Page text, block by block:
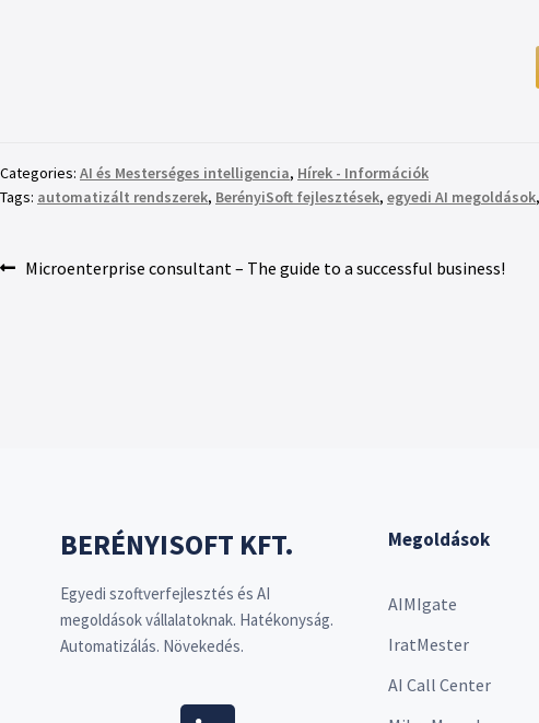
Categories: AI és Mesterséges intelligencia, Hírek - Információk
Tags: automatizált rendszerek, BerényiSoft fejlesztések, egyedi AI megoldások,
Microenterprise consultant – The guide to a successful business!
BERÉNYISOFT KFT.
Egyedi szoftverfejlesztés és AI
megoldások vállalatoknak. Hatékonyság.
Automatizálás. Növekedés.
Megoldások
AIMIgate
IratMester
AI Call Center